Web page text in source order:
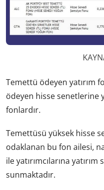
Temettü ödeyen yatırım
ödeyen hisse senetlerine
fonlardır.
Temettüsü yüksek hisse
odaklanan bu fon ailesi,
ile yatırımcılarına
sunmaktadır.